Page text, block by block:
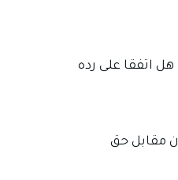
اتفقا على رده
مقابل حق